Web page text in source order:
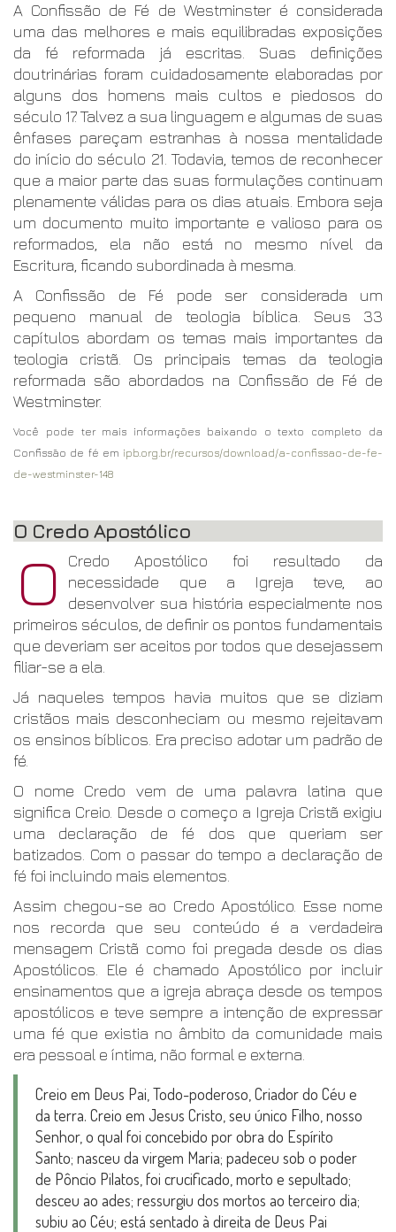
A Confissão de Fé de Westminster é considerada
uma das melhores e mais equilibradas exposições
da fé reformada já escritas. Suas definições
doutrinárias foram cuidadosamente elaboradas por
alguns dos homens mais cultos e piedosos do
século 17. Talvez a sua linguagem e algumas de suas
ênfases pareçam estranhas à nossa mentalidade
do início do século 21. Todavia, temos de reconhecer
que a maior parte das suas formulações continuam
plenamente válidas para os dias atuais. Embora seja
um documento muito importante e valioso para os
reformados, ela não está no mesmo nível da
Escritura, ficando subordinada à mesma.
A Confissão de Fé pode ser considerada um
pequeno manual de teologia bíblica. Seus 33
capítulos abordam os temas mais importantes da
teologia cristã. Os principais temas da teologia
reformada são abordados na Confissão de Fé de
Westminster.
Você pode ter mais informações baixando o texto completo da
Confissão de fé em ipb.org.br/recursos/download/a-confissao-de-fe-
de-westminster-148
O Credo Apostólico
O
Credo Apostólico foi resultado da
necessidade que a Igreja teve, ao
desenvolver sua história especialmente nos
primeiros séculos, de definir os pontos fundamentais
que deveriam ser aceitos por todos que desejassem
filiar-se a ela.
Já naqueles tempos havia muitos que se diziam
cristãos mais desconheciam ou mesmo rejeitavam
os ensinos bíblicos. Era preciso adotar um padrão de
fé.
O nome Credo vem de uma palavra latina que
significa Creio. Desde o começo a Igreja Cristã exigiu
uma declaração de fé dos que queriam ser
batizados. Com o passar do tempo a declaração de
fé foi incluindo mais elementos.
Assim chegou-se ao Credo Apostólico. Esse nome
nos recorda que seu conteúdo é a verdadeira
mensagem Cristã como foi pregada desde os dias
Apostólicos. Ele é chamado Apostólico por incluir
ensinamentos que a igreja abraça desde os tempos
apostólicos e teve sempre a intenção de expressar
uma fé que existia no âmbito da comunidade mais
era pessoal e íntima, não formal e externa.
Creio em Deus Pai, Todo-poderoso, Criador do Céu e
da terra. Creio em Jesus Cristo, seu único Filho, nosso
Senhor, o qual foi concebido por obra do Espírito
Santo; nasceu da virgem Maria; padeceu sob o poder
de Pôncio Pilatos, foi crucificado, morto e sepultado;
desceu ao ades; ressurgiu dos mortos ao terceiro dia;
subiu ao Céu; está sentado à direita de Deus Pai